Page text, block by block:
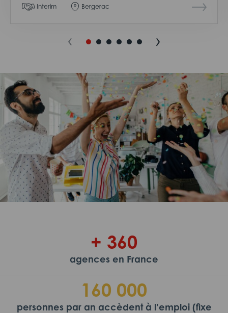
Interim Bergerac
+ 360
agences en France
160 000
personnes par an accèdent à l’emploi (fixe